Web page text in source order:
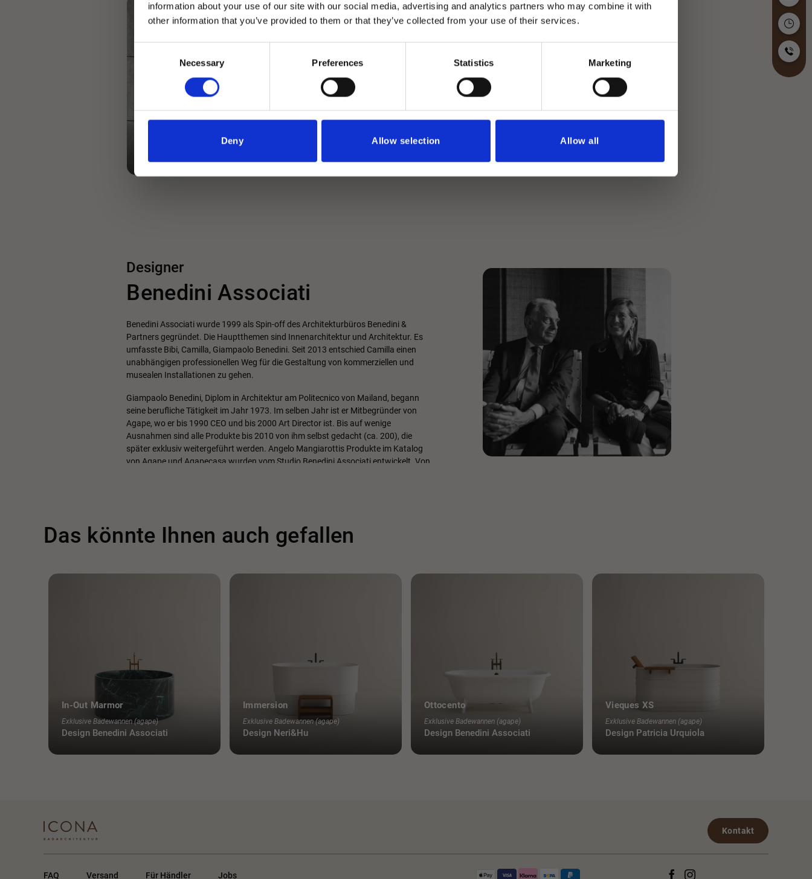
information about your use of our site with our social media, advertising and analytics partners who may combine it with
other information that you’ve provided to them or that they’ve collected from your use of their services.
Necessary Preferences Statistics Marketing
Deny Allow selection Allow all
Designer
Benedini Associati
Benedini Associati wurde 1999 als Spin-off des Architekturbüros Benedini &
Partners gegründet. Die Hauptthemen sind Innenarchitektur und Architektur. Es
umfasste Bibi, Camilla, Giampaolo Benedini. Seit 2013 entschied Camilla einen
unabhängigen professionellen Weg für die Gestaltung von kommerziellen und
musealen Installationen zu gehen.
Giampaolo Benedini, Diplom in Architektur am Politecnico von Mailand, begann
seine berufliche Tätigkeit im Jahr 1973. Im selben Jahr ist er Mitbegründer von
Agape, wo er bis 1990 CEO und bis 2000 Art Director ist. Bis auf wenige
Ausnahmen sind alle Produkte bis 2010 von ihm selbst gedacht (ca. 200), die
später exklusiv weitergeführt werden. Angelo Mangiarottis Produkte im Katalog
von Agape und Agapecasa wurden vom Studio Benedini Associati entwickelt. Von
Bugatti Automobili. Der Stil des EB 110, die SS-Version und das Konzept des EB
Von 1993 bis 1996 ist er Corporate Styling Director der Lotus Group International.
Unter seiner Leitung entstanden die Elise-Modelle und die GT3-Version des Esprit.
Designqualität gewonnen.
Unter den architektonischen Projekten gehören wie folgt: im industriellen Bereich,
die bekanntesten in Campogalliano für Bugatti Automobili, in Noale und Scorze
für Aprilia; Restaurierungsprojekte in Corte Castiglioni, Palazzo Siliprandi, Palazzo
Andreasi; eine lange Liste von Gebäuderenovierungen und Neubauten für
Wohnungen und Büros; Einrichtung von Museums- und Kulturausstellungen im
den ersten Jahren von Agape zu unterstützen und die berufliche Entwicklung von
Das könnte Ihnen auch gefallen
Exklusive Badewannen (agape)
In-Out Marmor
Design Benedini Associati
Exklusive Badewannen (agape)
Immersion
Design Neri&Hu
Exklusive Badewannen (agape)
Ottocento
Design Benedini Associati
Exklusive Badewannen (agape)
Vieques XS
Design Patricia Urquiola
Kontakt
FAQ Versand Für Händler Jobs